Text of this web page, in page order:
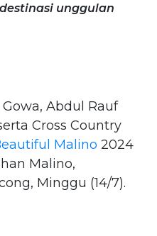
unggulan
Abdul Rauf
Cross Country
Malino 2024
Malino,
Minggu (14/7).